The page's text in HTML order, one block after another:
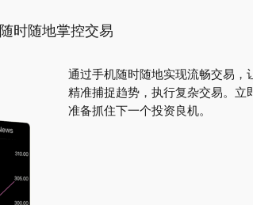
随时随地掌控交易
通过手机随时随地实现流畅交易，
精准捕捉趋势，执行复杂交易。立
准备抓住下一个投资良机。